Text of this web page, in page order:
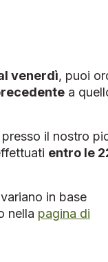
venerdì, puoi
a
il nostro
entro le
in base
nella pagina di